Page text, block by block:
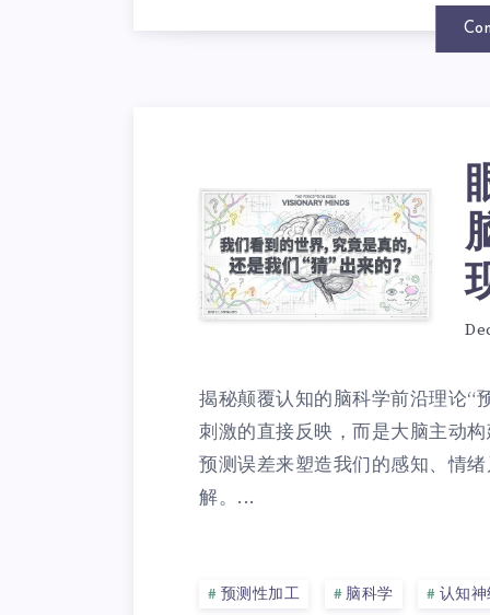
揭秘颠覆认知的脑科学前沿理论“
刺激的直接反映，而是大脑主动
预测误差来塑造我们的感知、情
解。...
预测性加工 脑科学 认知